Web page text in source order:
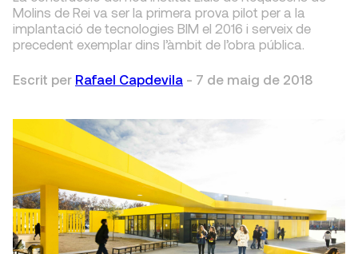
Molins de Rei va ser la primera prova pilot per a la
implantació de tecnologies BIM el 2016 i serveix de
precedent exemplar dins l’àmbit de l’obra pública.
Escrit per Rafael Capdevila - 7 de maig de 2018